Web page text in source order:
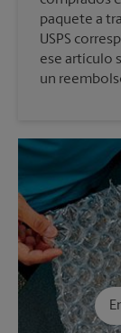
paquete a
USPS
ese artículo
un